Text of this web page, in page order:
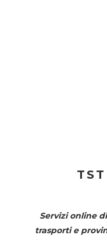
Servizi online
trasporti e